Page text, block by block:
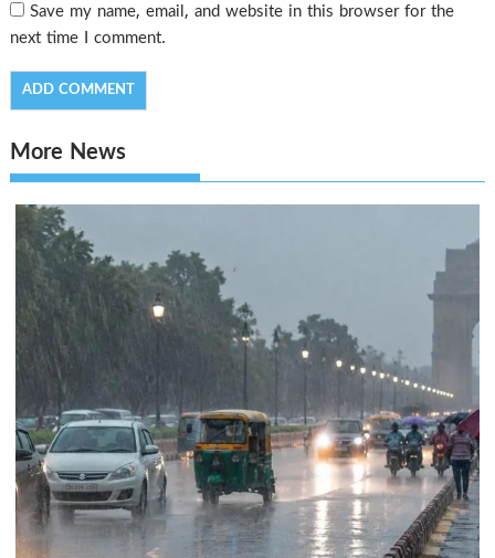
Save my name, email, and website in this browser for the
next time I comment.
More News